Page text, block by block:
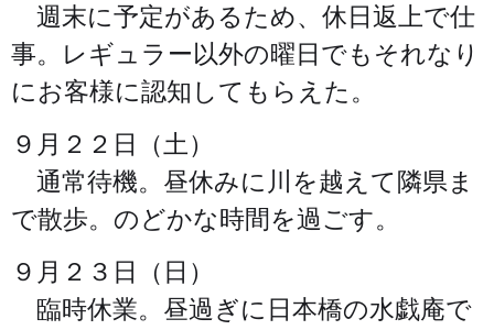
週末に予定があるため、休日返上で仕
事。レギュラー以外の曜日でもそれなり
にお客様に認知してもらえた。
９月２２日（土）
通常待機。昼休みに川を越えて隣県ま
で散歩。のどかな時間を過ごす。
９月２３日（日）
臨時休業。昼過ぎに日本橋の水戯庵で